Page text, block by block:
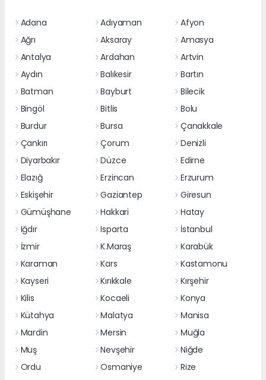
Adana Adıyaman
Afyon
Ağrı
Aksaray
Amasya
Antalya
Ardahan
Artvin
Aydın
Balıkesir
Bartın
Batman
Bayburt
Bilecik
Bingöl
Bitlis
Bolu
Burdur
Bursa
Çanakkale
Çankırı
Çorum
Denizli
Diyarbakır
Düzce
Edirne
Elazığ
Erzincan
Erzurum
Eskişehir
Gaziantep
Giresun
Gümüşhane
Hakkari
Hatay
Iğdır
Isparta
İstanbul
İzmir
K.Maraş
Karabük
Karaman
Kars
Kastamonu
Kayseri
Kırıkkale
Kırşehir
Kilis
Kocaeli
Konya
Kütahya
Malatya
Manisa
Mardin
Mersin
Muğla
Muş
Nevşehir
Niğde
Ordu
Osmaniye
Rize